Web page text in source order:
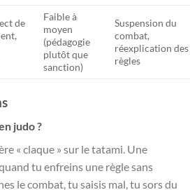
de
Faible à
moyen
(pédagogie
plutôt que
sanction)
Suspension du
combat,
réexplication des
règles
judo ?
« claque » sur le tatami. Une
tu enfreins une règle sans
le combat, tu saisis mal, tu sors du